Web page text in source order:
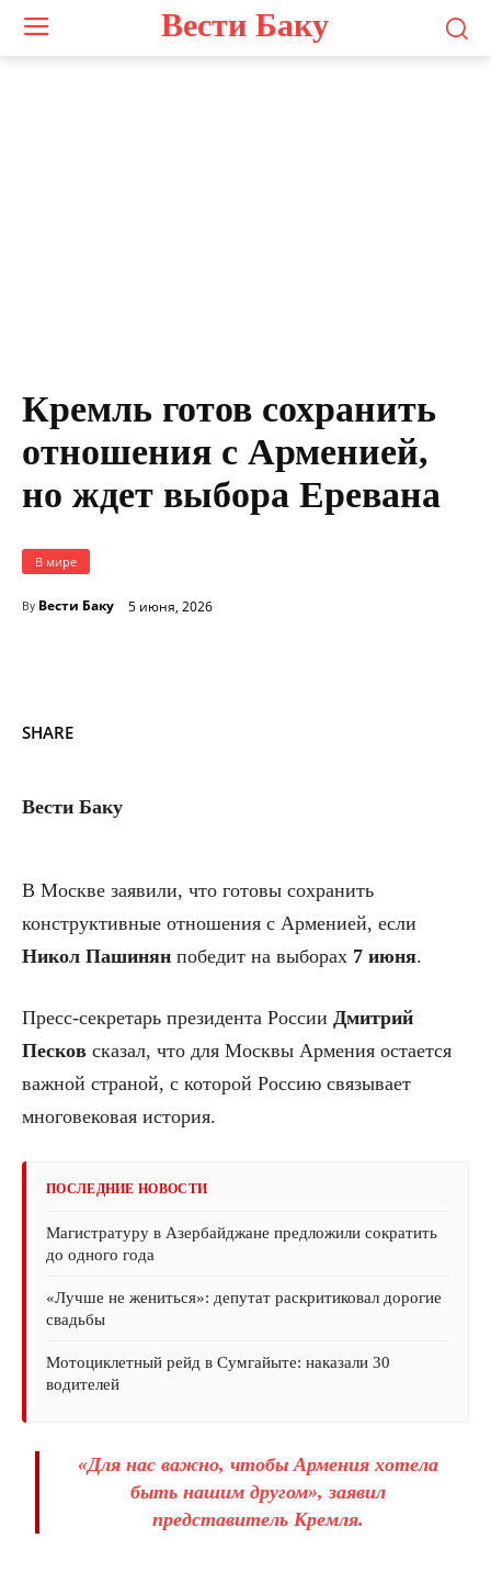
Вести Баку
Кремль готов сохранить
отношения с Арменией,
но ждет выбора Еревана
В мире
By Вести Баку 5 июня, 2026
SHARE
Вести Баку
В Москве заявили, что готовы сохранить
конструктивные отношения с Арменией, если
Никол Пашинян победит на выборах 7 июня.
Пресс-секретарь президента России Дмитрий
Песков сказал, что для Москвы Армения остается
важной страной, с которой Россию связывает
многовековая история.
ПОСЛЕДНИЕ НОВОСТИ
Магистратуру в Азербайджане предложили сократить
до одного года
«Лучше не жениться»: депутат раскритиковал дорогие
свадьбы
Мотоциклетный рейд в Сумгайыте: наказали 30
водителей
«Для нас важно, чтобы Армения хотела
быть нашим другом», заявил
представитель Кремля.